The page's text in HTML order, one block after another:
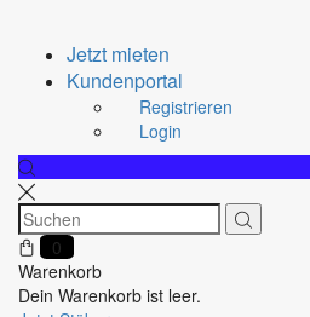
Jetzt mieten
Kundenportal
Registrieren
Login
0
Warenkorb
Dein Warenkorb ist leer.